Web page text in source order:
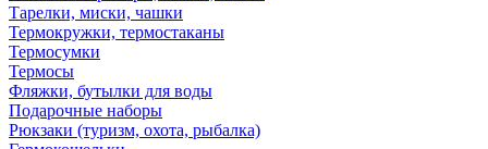
Тарелки, миски, чашки
Термокружки, термостаканы
Термосумки
Термосы
Фляжки, бутылки для воды
Подарочные наборы
Рюкзаки (туризм, охота, рыбалка)